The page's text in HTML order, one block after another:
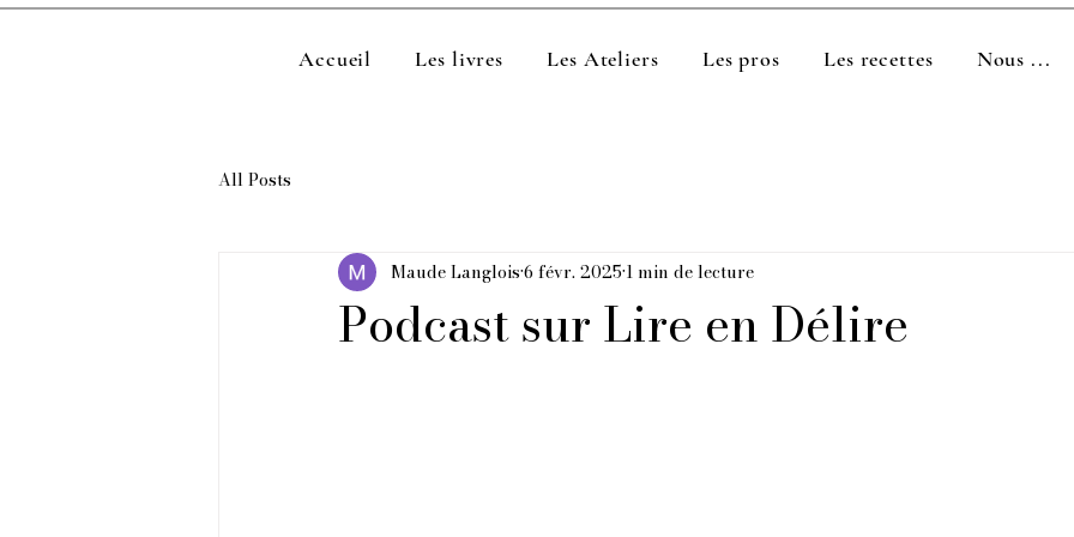
Accueil Les livres Les Ateliers Les pros Les recettes Nous ...
All Posts
Podcast sur Lire en Délire
Maude Langlois6 févr. 20251 min de lecture